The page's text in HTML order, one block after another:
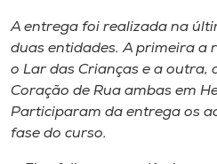
Selecione
A entrega foi realizada na
duas entidades. A primeira a
o Lar das Crianças e a outra,
Coração de Rua ambas em
Participaram da entrega os
fase do curso.